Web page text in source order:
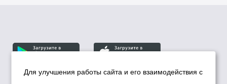
Для улучшения работы сайта и его взаимодействия с